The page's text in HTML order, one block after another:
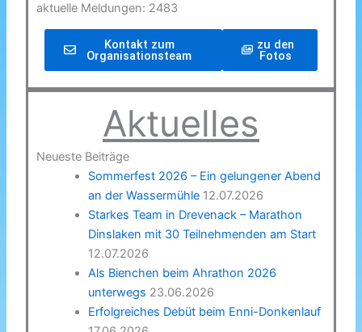
aktuelle Meldungen: 2483
Kontakt zum
Organisationsteam
zu den
Fotos
Aktuelles
Neueste Beiträge
Sommerfest 2026 – Ein gelungener Abend
an der Wassermühle 12.07.2026
Starkes Team in Drevenack – Marathon
Dinslaken mit 30 Teilnehmenden am Start
12.07.2026
Als Bienchen beim Ahrathon 2026
unterwegs 23.06.2026
Erfolgreiches Debüt beim Enni-Donkenlauf